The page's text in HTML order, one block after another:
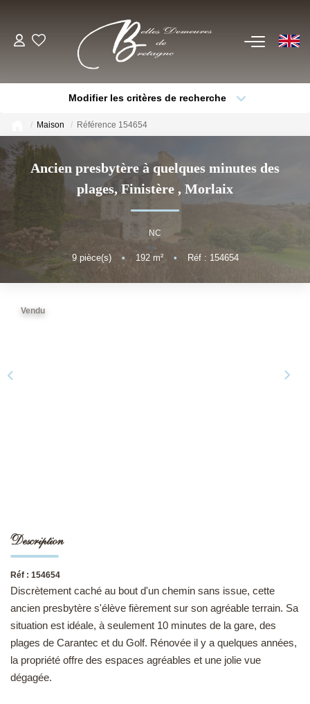
EN
Voir Tous Nos Biens
Châteaux & Manoirs
Propriétés Avec Étangs, Moulins
Bord De Mer
Propriétés Équestres, Rurales
Autres Demeures De Charme
ESTIMER
CONTACT
EN
Modifier les critères de recherche
Sélectionnez...
Thèmes
Budget max
Plus de critères Créer une alerte
Maison Référence 154654
Ancien presbytère à quelques minutes des
plages, Finistère , Morlaix
NC
9pièce(s) • 192m² • Réf : 154654
Vendu
Description
Réf : 154654
Discrètement caché au bout d'un chemin sans issue, cette
ancien presbytère s'élève fièrement sur son agréable terrain. Sa
situation est idéale, à seulement 10 minutes de la gare, des
plages de Carantec et du Golf. Rénovée il y a quelques années,
la propriété offre des espaces agréables et une jolie vue
dégagée.